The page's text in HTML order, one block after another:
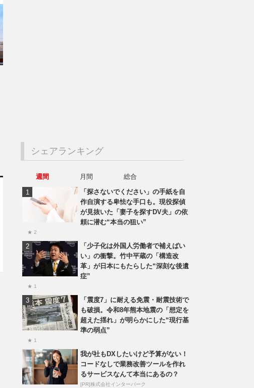
シェアランキング
週間 月間
総合
「探さないでください」の手紙を自
作自演する卑怯な手口も。現役探偵
が見抜いた「妻子を探すDV夫」の依
頼に潜む“本当の狙い”
★ 2
「少子化は外国人労働者で補えばい
い」の衝撃。竹中平蔵の「構造改
革」が日本にもたらした“深刻な後遺
症”
★ 1
「震度7」に耐える免震・耐震技術で
も破損。令和8年熊本地震の「想定を
超えた揺れ」が明らかにした“現行基
準の弱点”
★ 1
我が社もDXしたいけど予算がない！
コードなしで業務改善ツールを作れ
るサービスなんて本当にあるの？
[PR]株式会社インターパーク